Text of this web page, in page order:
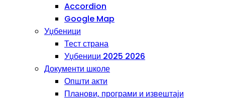
Accordion
Google Map
Уџбеници
Тест страна
Уџбеници 2025 2026
Документи школе
Општи акти
Планови, програми и извештаји